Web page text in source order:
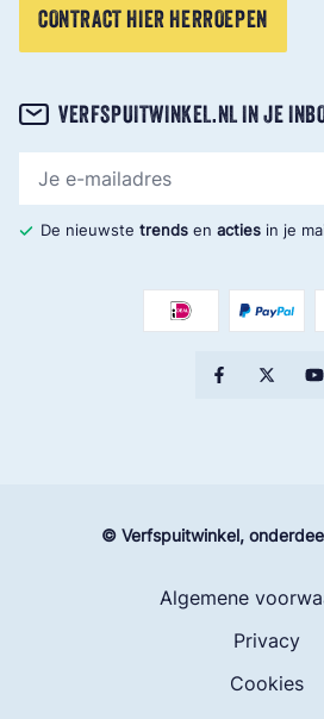
CONTRACT HIER HERROEPEN
VERFSPUITWINKEL.NL IN JE
De nieuwste trends en acties in je
© Verfspuitwinkel,
Algemene
Privacy
Cookies